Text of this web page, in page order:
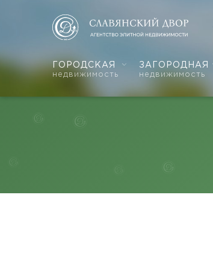
ГОРОДСКАЯ
недвижимость
ЗАГОРОДНАЯ
недвижимость